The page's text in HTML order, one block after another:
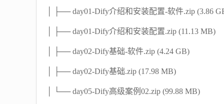
│ ├── day01-Dify介绍和安装配置-软件.zip (3.86
│ ├── day01-Dify介绍和安装配置.zip (11.13 MB)
│ ├── day02-Dify基础-软件.zip (4.24 GB)
│ ├── day02-Dify基础.zip (17.98 MB)
│ └── day05-Dify高级案例02.zip (99.88 MB)